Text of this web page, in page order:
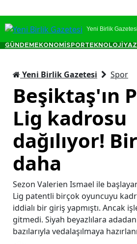
Yeni Birlik Gazetesi
GÜNDEM EKONOMİ SPORTEKNOLOJİ
Yeni Birlik Gazetesi Spor
Beşiktaş'ın
Lig kadrosu
dağılıyor!
daha
Sezon Valerien Ismael ile
Lig patentli birçok oyuncuyu
iddialı bir giriş yapmıştı. Ancak
gitmedi. Siyah beyazlılara
bazılarıyla vedalaşılmaya